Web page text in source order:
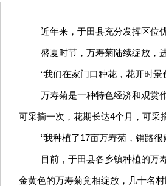
近年来，于田县充分发挥区位优
盛夏时节，万寿菊陆续绽放，
“我们在家门口种花，花开时
万寿菊是一种特色经济和观赏
可采摘一次，花期长达4个月，可采
“我种植了17亩万寿菊，销路
目前，于田县各乡镇种植的万
金黄色的万寿菊竞相绽放，几十名